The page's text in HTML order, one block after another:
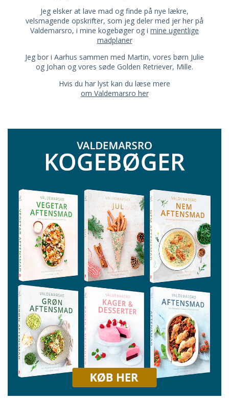
Jeg elsker at lave mad og finde på nye lækre,
velsmagende opskrifter, som jeg deler med jer her på
Valdemarsro, i mine kogebøger og i mine ugentlige
madplaner
Jeg bor i Aarhus sammen med Martin, vores børn Julie
og Johan og vores søde Golden Retriever, Mille.
Hvis du har lyst kan du læse mere
om Valdemarsro her